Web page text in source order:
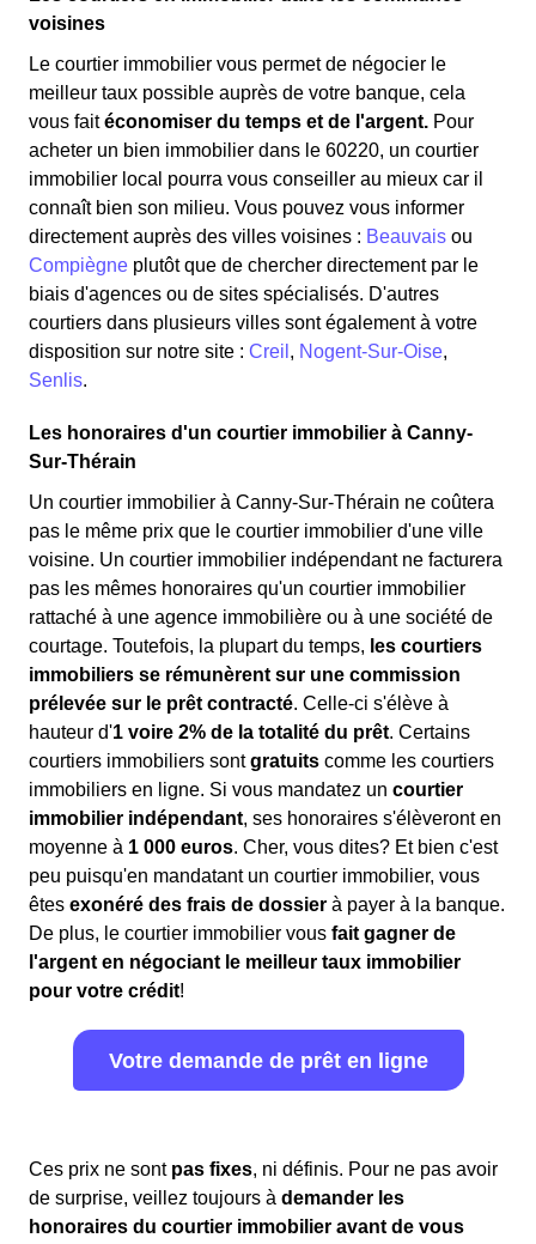
voisines
Le courtier immobilier vous permet de négocier le
meilleur taux possible auprès de votre banque, cela
vous faitéconomiser du temps et de l'argent. Pour
acheter un bien immobilier dans le 60220, un courtier
immobilier local pourra vous conseiller au mieux car il
connaît bien son milieu. Vous pouvez vous informer
directement auprès des villes voisines : Beauvais ou
Compiègne plutôt que de chercher directement par le
biais d'agences ou de sites spécialisés. D'autres
courtiers dans plusieurs villes sont également à votre
disposition sur notre site : Creil , Nogent-Sur-Oise,
Senlis.
Les honoraires d'un courtier immobilier à Canny-
Sur-Thérain
Un courtier immobilier à Canny-Sur-Thérain ne coûtera
pas le même prix que le courtier immobilier d'une ville
voisine. Un courtier immobilier indépendant ne facturera
pas les mêmes honoraires qu'un courtier immobilier
rattaché à une agence immobilière ou à une société de
courtage. Toutefois, la plupart du temps, les courtiers
immobiliers se rémunèrent sur une commission
prélevée sur le prêt contracté. Celle-ci s'élève à
hauteur d'1 voire 2% de la totalité du prêt. Certains
courtiers immobiliers sontgratuits comme les courtiers
immobiliers en ligne. Si vous mandatez un courtier
immobilier indépendant, ses honoraires s'élèveront en
moyenne à 1 000 euros. Cher, vous dites? Et bien c'est
peu puisqu'en mandatant un courtier immobilier, vous
êtes exonéré des frais de dossier à payer à la banque.
De plus, le courtier immobilier vous fait gagner de
l'argent en négociant le meilleur taux immobilier
pour votre crédit!
Votre demande de prêt en ligne
Ces prix ne sont pas fixes, ni définis. Pour ne pas avoir
de surprise, veillez toujours à demander les
honoraires du courtier immobilier avant de vous